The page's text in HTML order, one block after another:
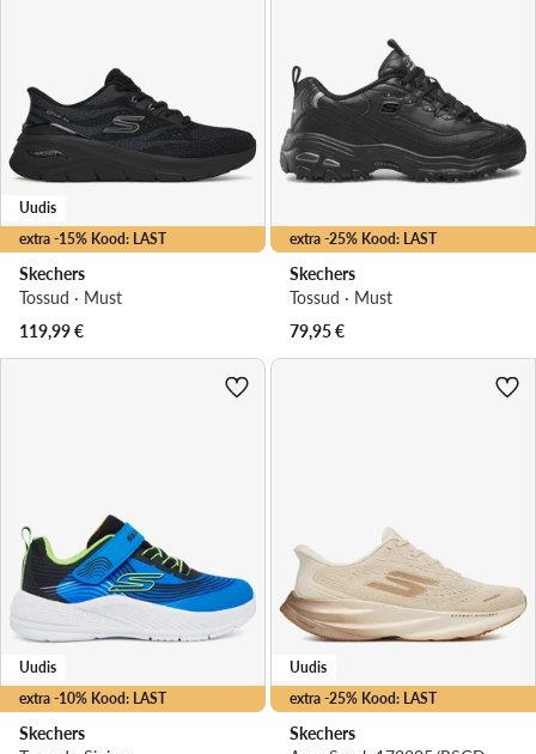
extra -15% Kood: LAST
Uudis
Skechers
Tossud · Must
119,99€
extra -25% Kood: LAST
Skechers
Tossud · Must
79,95€
extra -10% Kood: LAST
Uudis
Skechers
extra -25% Kood: LAST
Uudis
Skechers